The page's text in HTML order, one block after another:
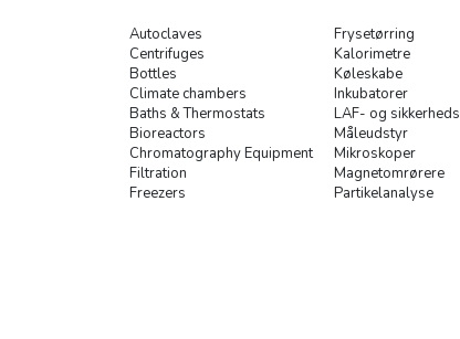
Autoclaves
Centrifuges
Bottles
Climate chambers
Baths & Thermostats
Bioreactors
Chromatography Equipment
Filtration
Freezers
Frysetørring
Kalorimetre
Køleskabe
Inkubatorer
LAF- og
Måleudstyr
Mikroskoper
Magnetomrørere
Partikelanalyse